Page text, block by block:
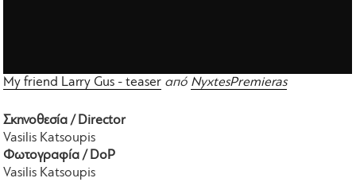
My friend Larry Gus - teaser από NyxtesPremieras
Σκηνοθεσία / Director
Vasilis Katsoupis
Φωτογραφία / DoP
Vasilis Katsoupis